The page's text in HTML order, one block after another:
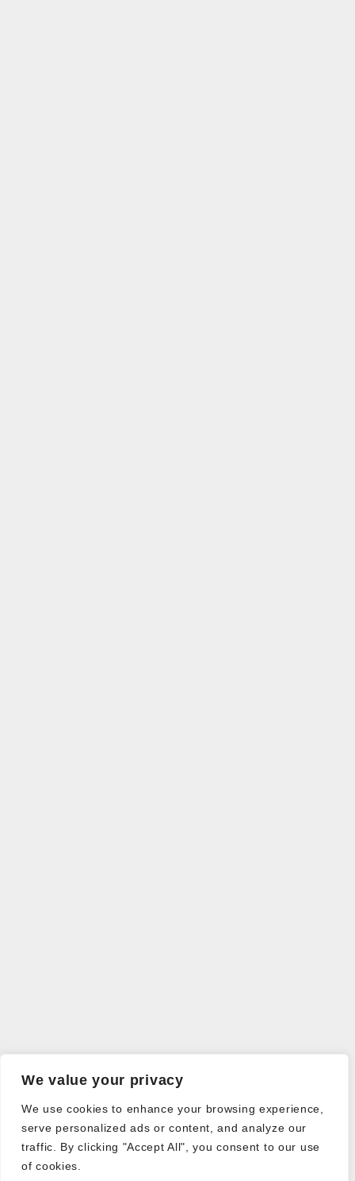
We value your privacy
We use cookies to enhance your browsing experience,
serve personalized ads or content, and analyze our
traffic. By clicking "Accept All", you consent to our use
of cookies.